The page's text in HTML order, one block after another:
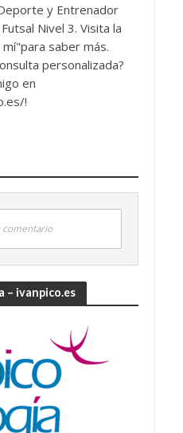
y Entrenador
Nivel 3. Visita la
saber más.
personalizada?
en
!
comentario
– ivanpico.es